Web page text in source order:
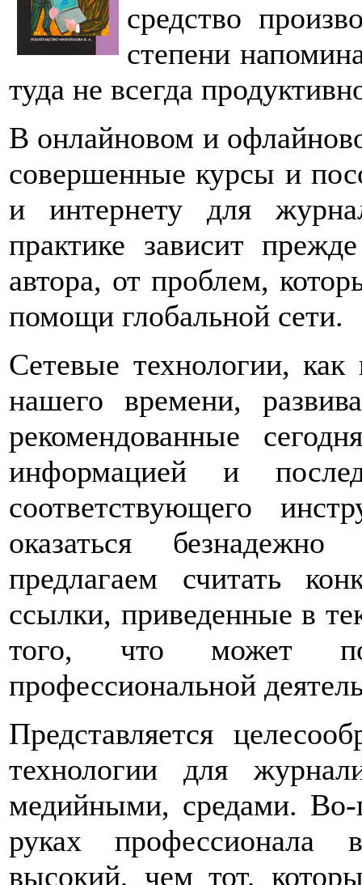
средство
степени
туда не всегда
В онлайновом и
совершенные курсы и
и интернету для
практике зависит
автора, от проблем,
помощи глобальной сети.
Сетевые технологии,
нашего времени,
рекомендованные
информацией и
соответствующего
оказаться
предлагаем считать
ссылки, приведенные в
того, что может
профессиональной
Представляется
технологии для
медийными, средами. Во-
руках профессионала
высокий, чем тот,